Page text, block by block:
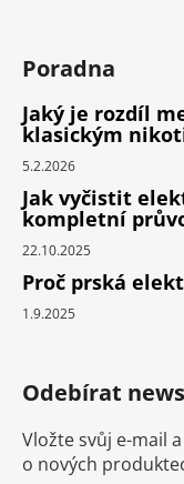
Poradna
Jaký je rozdíl
klasickým
5.2.2026
Jak vyčistit
kompletní
22.10.2025
Proč prská
1.9.2025
Odebírat
Vložte svůj e-mail
o nových